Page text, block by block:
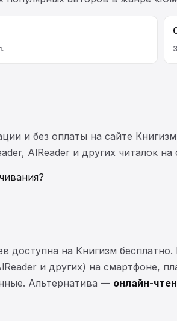
и без оплаты на сайте
AlReader и других читалок на
доступна на Книгизм
и других) на смартфоне,
Альтернатива — онлайн-